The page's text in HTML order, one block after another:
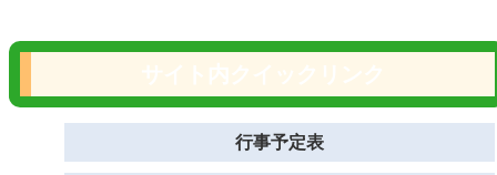
行事予定表